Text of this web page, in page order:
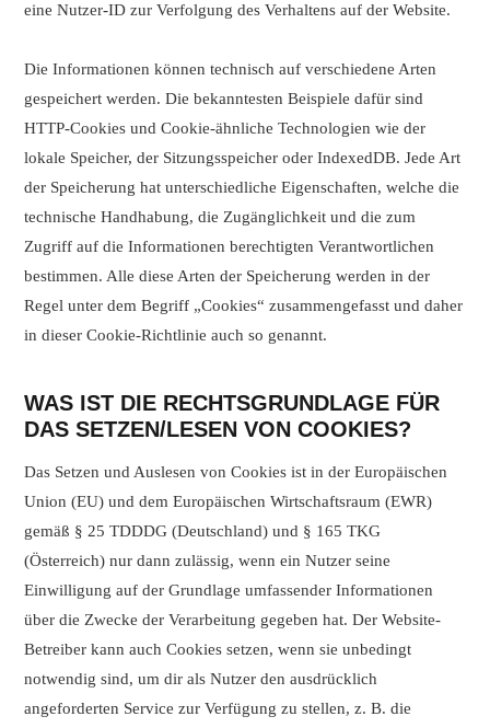
eine Nutzer-ID zur Verfolgung des Verhaltens auf der Website.
Die Informationen können technisch auf verschiedene Arten
gespeichert werden. Die bekanntesten Beispiele dafür sind
HTTP-Cookies und Cookie-ähnliche Technologien wie der
lokale Speicher, der Sitzungsspeicher oder IndexedDB. Jede Art
der Speicherung hat unterschiedliche Eigenschaften, welche die
technische Handhabung, die Zugänglichkeit und die zum
Zugriff auf die Informationen berechtigten Verantwortlichen
bestimmen. Alle diese Arten der Speicherung werden in der
Regel unter dem Begriff „Cookies“ zusammengefasst und daher
in dieser Cookie-Richtlinie auch so genannt.
WAS IST DIE RECHTSGRUNDLAGE FÜR
DAS SETZEN/LESEN VON COOKIES?
Das Setzen und Auslesen von Cookies ist in der Europäischen
Union (EU) und dem Europäischen Wirtschaftsraum (EWR)
gemäß § 25 TDDDG (Deutschland) und § 165 TKG
(Österreich) nur dann zulässig, wenn ein Nutzer seine
Einwilligung auf der Grundlage umfassender Informationen
über die Zwecke der Verarbeitung gegeben hat. Der Website-
Betreiber kann auch Cookies setzen, wenn sie unbedingt
notwendig sind, um dir als Nutzer den ausdrücklich
angeforderten Service zur Verfügung zu stellen, z. B. die